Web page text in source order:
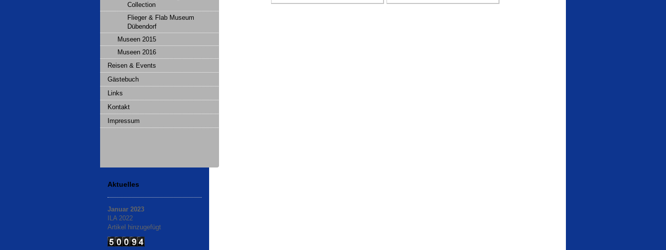
Collection
Flieger & Flab Museum
Dübendorf
Museen 2015
Museen 2016
Reisen & Events
Gästebuch
Links
Kontakt
Impressum
Aktuelles
Januar 2023
ILA 2022
Artikel hinzugefügt